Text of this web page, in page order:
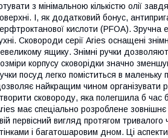
з мінімальною кількістю олії
І, як додатковий бонус,
кислоти (PFOA). Зручна
Сковороди серії Aries оснащені
ящику. Знімні ручки
корпусу сковорідки значно
посуд легко поміститься в
найкращим чином організувати
сковороду, яка полегшила б час
має спеціально розроблене
первісний вигляд протягом
і багатошаровим дном. Ці